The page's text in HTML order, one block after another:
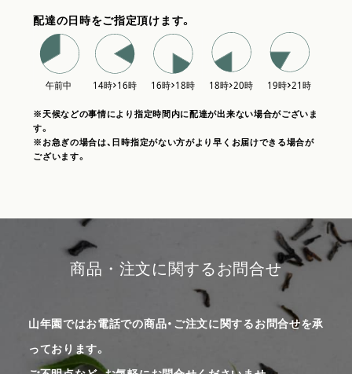
配達の日時をご指定頂けます。
※天候などの事情により指定時間内に配達が出来ない場合がございま
す。
※お急ぎの場合は、日時指定がない方がより早くお届けできる場合が
ございます。
商品・注文に関するお問合せ
山年園ではお電話での商品・ご注文に関するお問合せを承
っております。